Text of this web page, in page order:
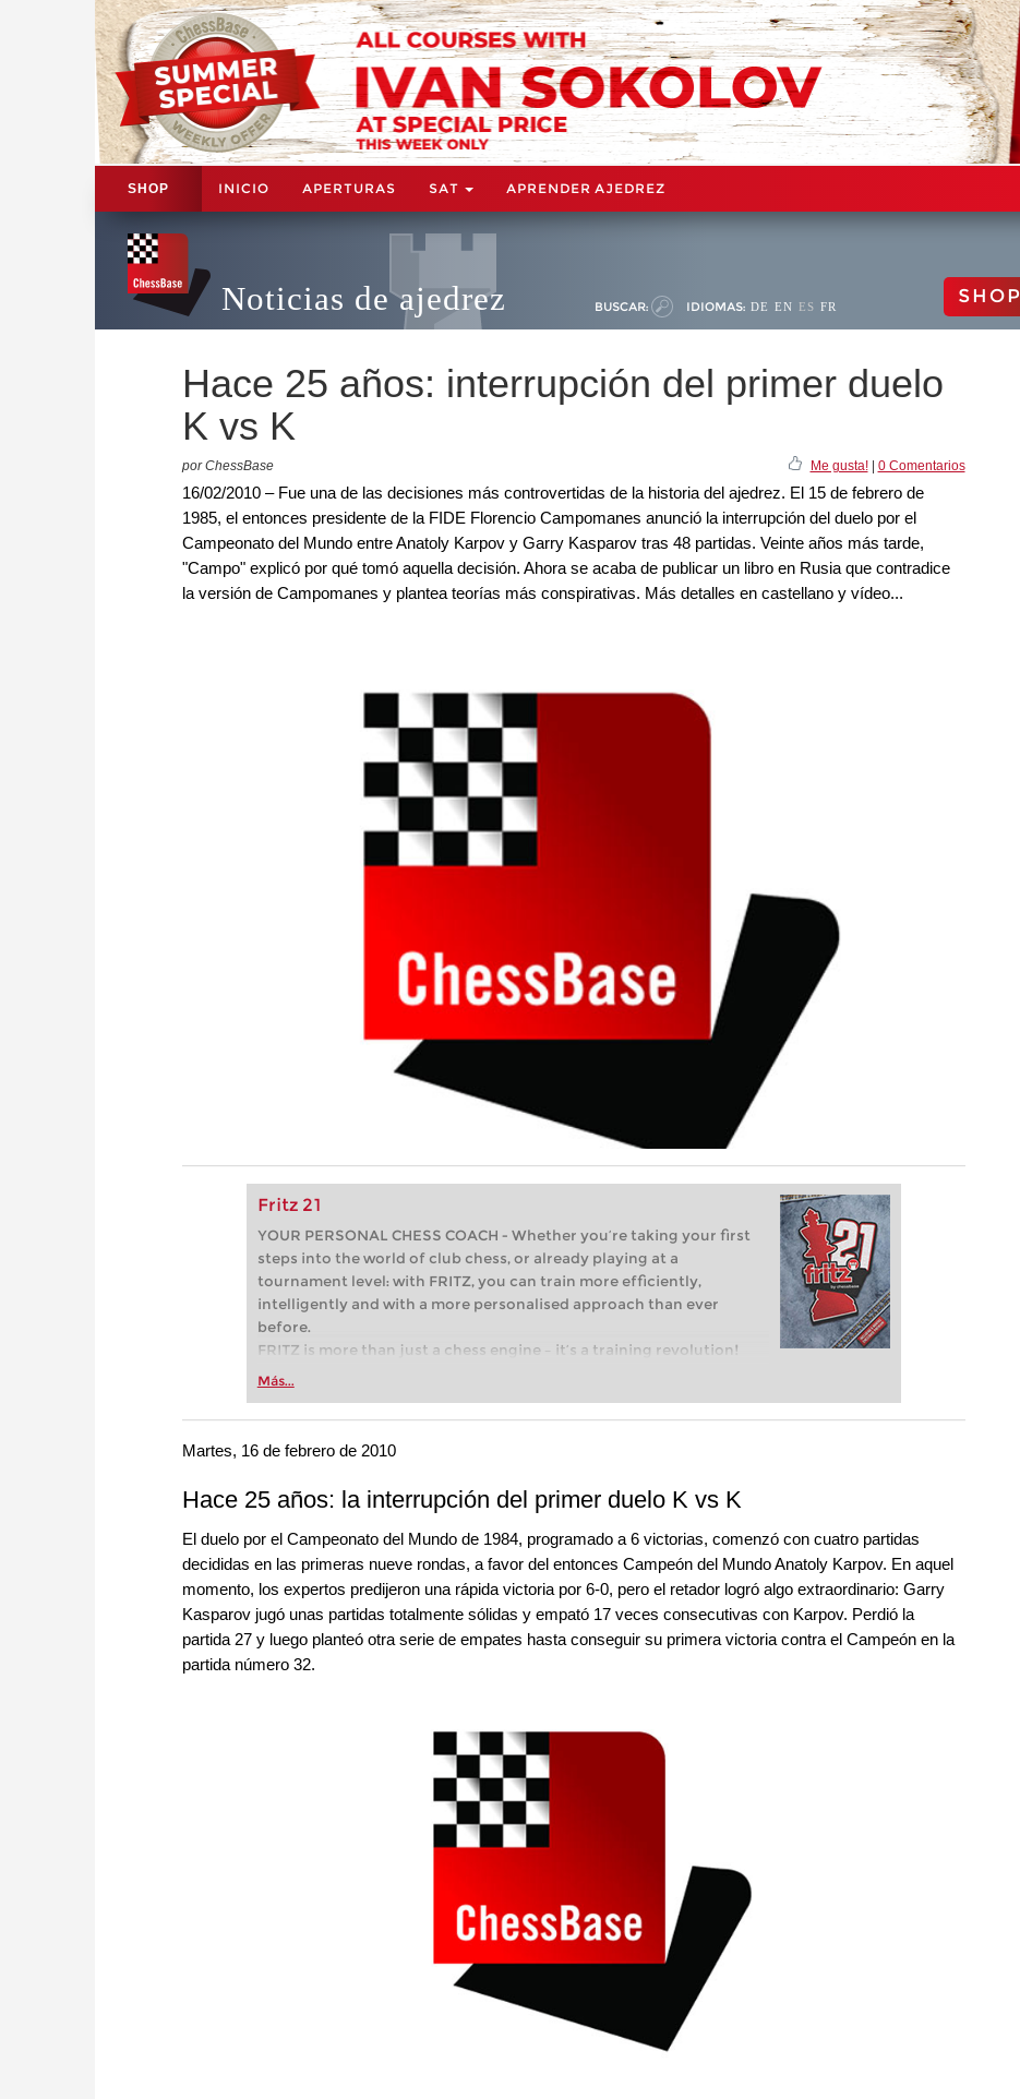
SHOP INICIO APERTURAS SAT APRENDER AJEDREZ
Noticias de ajedrez BUSCAR: IDIOMAS: DE EN ES FR SHOP
Hace 25 años: interrupción del primer duelo
K vs K
por ChessBase Me gusta!| 0 Comentarios
16/02/2010 – Fue una de las decisiones más controvertidas de la historia del ajedrez. El 15 de febrero de
1985, el entonces presidente de la FIDE Florencio Campomanes anunció la interrupción del duelo por el
Campeonato del Mundo entre Anatoly Karpov y Garry Kasparov tras 48 partidas. Veinte años más tarde,
"Campo" explicó por qué tomó aquella decisión. Ahora se acaba de publicar un libro en Rusia que contradice
la versión de Campomanes y plantea teorías más conspirativas. Más detalles en castellano y vídeo...
Fritz 21
YOUR PERSONAL CHESS COACH - Whether you’re taking your first
steps into the world of club chess, or already playing at a
tournament level: with FRITZ, you can train more efficiently,
intelligently and with a more personalised approach than ever
before.
FRITZ is more than just a chess engine – it’s a training revolution!
Whether you’re taking your first steps into the world of club chess,
more efficiently, intelligently and with a more personalised
approach than ever before.
Más...
Martes, 16 de febrero de 2010
Hace 25 años: la interrupción del primer duelo K vs K
El duelo por el Campeonato del Mundo de 1984, programado a 6 victorias, comenzó con cuatro partidas
decididas en las primeras nueve rondas, a favor del entonces Campeón del Mundo Anatoly Karpov. En aquel
momento, los expertos predijeron una rápida victoria por 6-0, pero el retador logró algo extraordinario: Garry
Kasparov jugó unas partidas totalmente sólidas y empató 17 veces consecutivas con Karpov. Perdió la
partida 27 y luego planteó otra serie de empates hasta conseguir su primera victoria contra el Campeón en la
partida número 32.